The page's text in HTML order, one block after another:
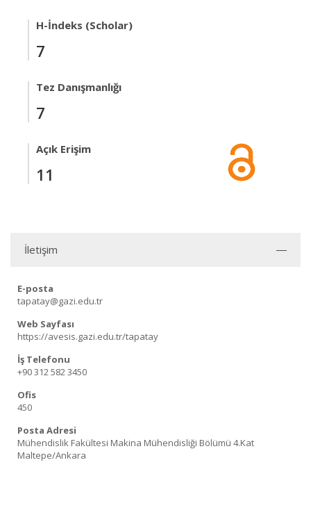
H-İndeks (Scholar)
7
Tez Danışmanlığı
7
Açık Erişim
11
İletişim
E-posta
tapatay@gazi.edu.tr
Web Sayfası
https://avesis.gazi.edu.tr/tapatay
İş Telefonu
+90 312 582 3450
Ofis
450
Posta Adresi
Mühendislik Fakültesi Makina Mühendisliği Bölümü 4.Kat
Maltepe/Ankara